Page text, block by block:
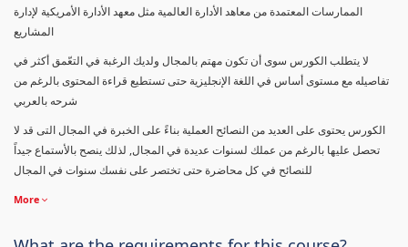
الممارسات المعتمدة من معاهد الأدارة العالمية مثل معهد الأدارة الأمريكية لإدارة
المشاريع
لا يتطلب الكورس سوى أن تكون مهتم بالمجال ولديك الرغبة في التعّمق أكثر في
تفاصيله مع مستوى أساس في اللغة الإنجليزية حتى تستطيع قراءة المحتوى بالرغم من
شرحه بالعربي
الكورس يحتوى على العديد من النصائح العملية بناءً على الخبرة في المجال التى قد لا
تحصل عليها بالرغم من عملك لسنوات عديدة في المجال, لذلك ينصح بالأستماع جيداً
للنصائح في كل محاضرة حتى تختصر على نفسك سنوات في المجال
More